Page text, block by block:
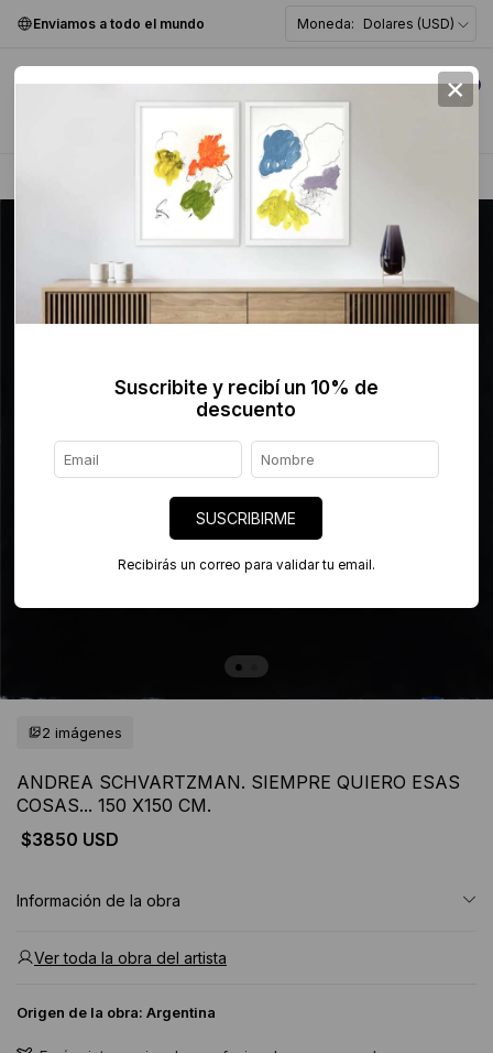
Enviamos a todo el mundo Moneda: Dolares (USD)
0
Figurativa >
2 imágenes
ANDREA SCHVARTZMAN. SIEMPRE QUIERO ESAS
COSAS... 150 X150 CM.
$3850 USD
Información de la obra
Ver toda la obra del artista
Origen de la obra: Argentina
×
Suscribite y recibí un 10% de
descuento
SUSCRIBIRME
Recibirás un correo para validar tu email.